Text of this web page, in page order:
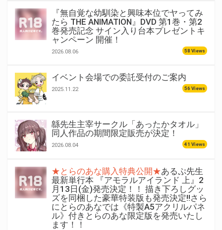
『無自覚な幼馴染と興味本位でヤってみ
たら THE ANIMATION』DVD 第1巻・第2
巻発売記念 サイン入り台本プレゼントキ
ャンペーン 開催！
2026.08.06 58 Views
イベント会場での委託受付のご案内
2025.11.22 56 Views
緜先生主宰サークル「あったかタオル」
同人作品の期間限定販売が決定！
2026.08.04 41 Views
★とらのあな購入特典公開★あるぷ先生
最新単行本 『アモラルアイランド 上』2
月13日(金)発売決定！！ 描き下ろしグッ
ズを同梱した豪華特装版も発売決定!!さら
にとらのあなでは《特製A5アクリルパネ
ル》付きとらのあな限定版を発売いたし
ます！！